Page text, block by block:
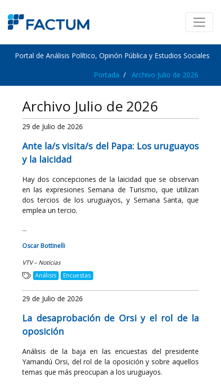
Portal de Análisis Político, Opinón Pública y Estudios Sociales
Portada Archivo Julio de 2026
Archivo Julio de 2026
29 de Julio de 2026
Ante la/s visita/s del Papa: Los uruguayos
y la laicidad
Hay dos concepciones de la laicidad que se observan
en las expresiones Semana de Turismo, que utilizan
dos tercios de los uruguayos, y Semana Santa, que
emplea un tercio.
...
Oscar Bottinelli
VTV – Noticias
Análisis
Encuestas
29 de Julio de 2026
La desaprobación de Orsi y el rol de la
oposición
Análisis de la baja en las encuestas del presidente
Yamandú Orsi, del rol de la oposición y sobre aquellos
temas que más preocupan a los uruguayos.